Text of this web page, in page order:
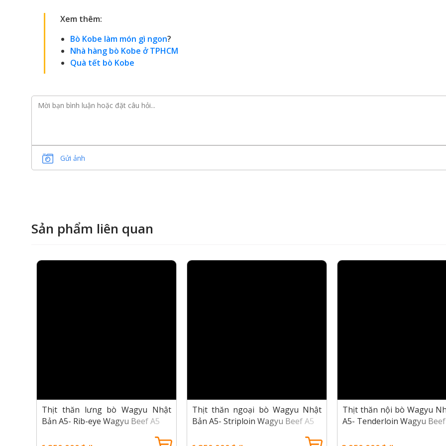
Xem thêm:
Bò Kobe làm món gì ngon?
Nhà hàng bò Kobe ở TPHCM
Quà tết bò Kobe
Gửi ảnh
Sản phẩm liên quan
Thịt thăn lưng bò Wagyu Nhật
Bản A5- Rib-eye Wagyu Beef A5
Thịt thăn ngoại bò Wagyu Nhật
Bản A5- Striploin Wagyu Beef A5
Thịt thăn nội bò Wagyu
A5- Tenderloin Wagyu